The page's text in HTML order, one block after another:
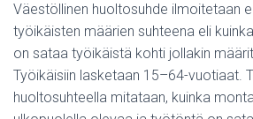
Väestöllinen huoltosuhde ilmoitetaan
työikäisten määrien suhteena eli
on sataa työikäistä kohti jollakin
Työikäisiin lasketaan 15–64-vuotiaat.
huoltosuhteella mitataan, kuinka